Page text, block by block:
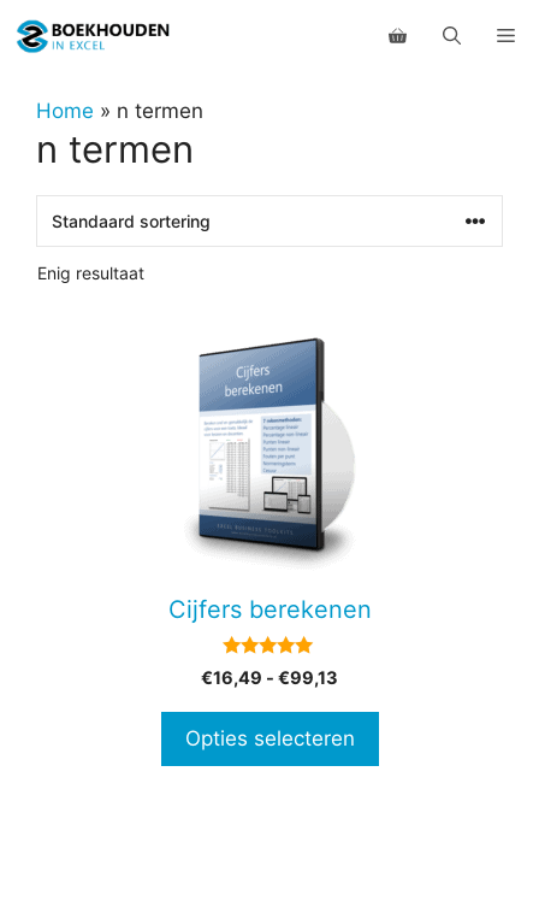
naar
inhoudHome » n termen
n termen
Enig resultaat
Cijfers berekenen
5.00
van 5
€16,49 - €99,13
€99,13
Opties selecteren
productpagina